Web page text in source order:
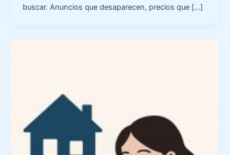
buscar. Anuncios que desaparecen, precios que […]